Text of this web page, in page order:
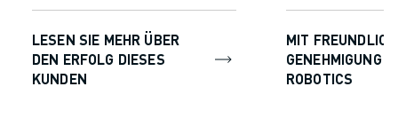
LESEN SIE MEHR ÜBER
DEN ERFOLG DIESES
KUNDEN
MIT
GENEHMIGUNG
ROBOTICS